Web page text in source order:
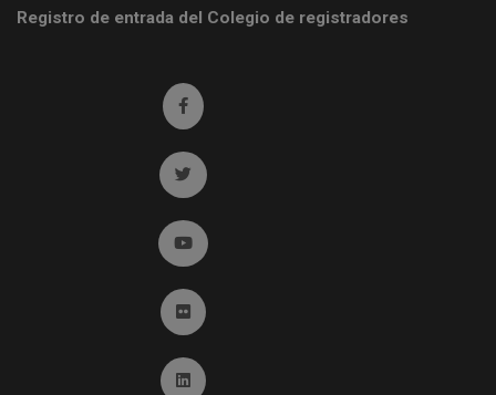
Registro de entrada del Colegio de registradores
Ir a facebook (abre en ventana nueva)
Ir a twitter (abre en ventana nueva)
Ir a YouTube (abre en ventana nueva)
Ir a Flickr (abre en ventana nueva)
Ir a Linkedin (abre en ventana nueva)